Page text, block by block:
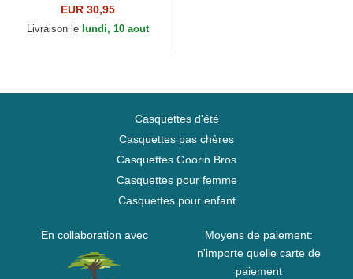
Racing Formula 1 New Era
EUR 30,95
Livraison le lundi, 10 aout
Casquettes d'été
Casquettes pas chères
Casquettes Goorin Bros
Casquettes pour femme
Casquettes pour enfant
En collaboration avec
Moyens de paiement:
n'importe quelle carte de
paiement